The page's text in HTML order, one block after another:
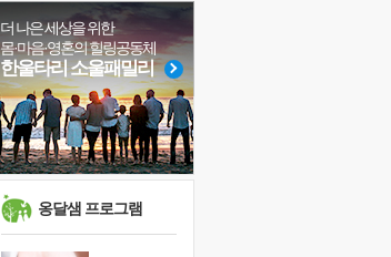
꿈이 실제가 되는 것
'말 타는 법'을 먼저
졸업식 사진을 보며
극심한 변비, 어깨결림, 수면 장애
아픈 아버지를 위한 공간 설계
슬럼프
보고 싶은 어머니
유년 시절의 부산 영도 바다
못된 꼰대들
#바이러스
#건강
#선택
#나눔
#친구
#유튜브
#사람
#독서캠프
#링컨학교
#다짐
#도움
#힐링
#극복
더 나은 세상을 위한
몸·마음·영혼의 힐링공동체
한울타리 소울패밀리
옹달샘 프로그램